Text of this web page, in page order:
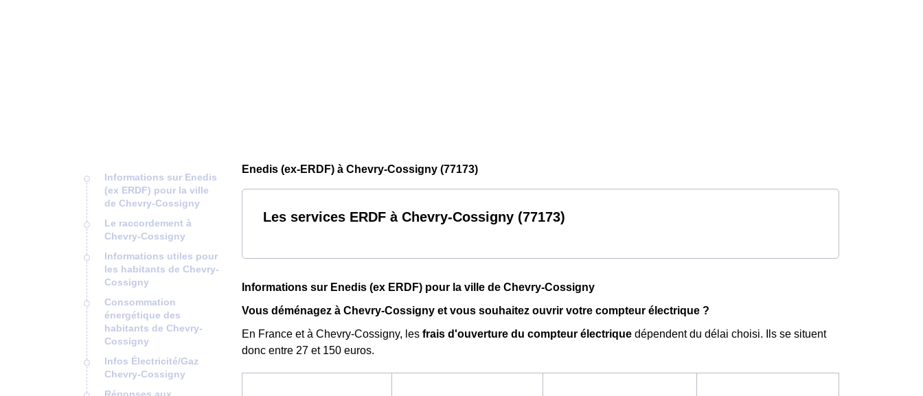
Informations sur Enedis
(ex ERDF) pour la ville
de Chevry-Cossigny
Le raccordement à
Chevry-Cossigny
Informations utiles pour
les habitants de Chevry-
Cossigny
Consommation
énergétique des
habitants de Chevry-
Cossigny
Infos Électricité/Gaz
Chevry-Cossigny
Enedis (ex-ERDF) à Chevry-Cossigny (77173)
Les services ERDF à Chevry-Cossigny (77173)
Informations sur Enedis (ex ERDF) pour la ville de Chevry-Cossigny
Vous déménagez à Chevry-Cossigny et vous souhaitez ouvrir votre compteur électrique ?
En France et à Chevry-Cossigny, les frais d'ouverture du compteur électrique dépendent du délai choisi. Ils se situent
donc entre 27 et 150 euros.